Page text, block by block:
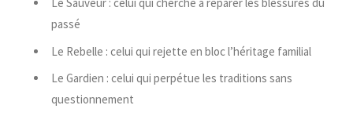
passé
Le Rebelle : celui qui rejette en bloc l’héritage familial
Le Gardien : celui qui perpétue les traditions sans
questionnement